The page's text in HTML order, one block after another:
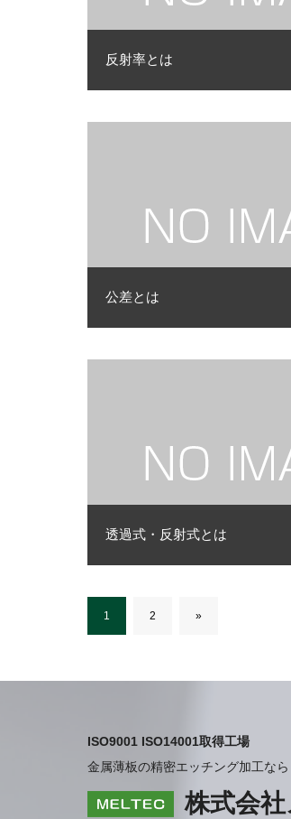
反射率とは
公差とは
透過式・反射式とは
1 2 »
ISO9001 ISO14001取得工場
金属薄板の精密エッチング加工なら
株式会